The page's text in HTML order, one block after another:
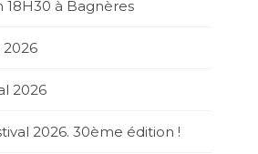
18H30 à Bagnères
2026
2026. 30ème édition !